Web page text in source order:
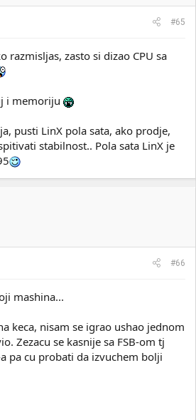
#65
razmisljas, zasto si dizao CPU sa
i memoriju
pusti LinX pola sata, ako prodje,
stabilnost.. Pola sata LinX je
#66
mashina...
keca, nisam se igrao ushao jednom
Zezacu se kasnije sa FSB-om tj
pa cu probati da izvuchem bolji